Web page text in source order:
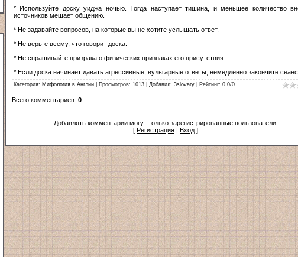
* Используйте доску уиджа ночью. Тогда наступает тишина, и меньшее количество
источников мешает общению.
* Не задавайте вопросов, на которые вы не хотите услышать ответ.
* Не верьте всему, что говорит доска.
* Не спрашивайте призрака о физических признаках его присутствия.
* Если доска начинает давать агрессивные, вульгарные ответы, немедленно закончите
Категория: Мифология в Англии Просмотров: 1013 Добавил: 3slovary Рейтинг: 0.0/0
Всего комментариев: 0
Добавлять комментарии могут только зарегистрированные пользователи.
[ Регистрация | Вход ]